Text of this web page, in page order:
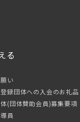
る
い
録団体への入会のお礼品
(団体賛助会員)募集要項
員